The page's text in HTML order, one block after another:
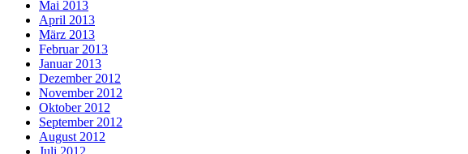
Mai 2013
April 2013
März 2013
Februar 2013
Januar 2013
Dezember 2012
November 2012
Oktober 2012
September 2012
August 2012
Juli 2012